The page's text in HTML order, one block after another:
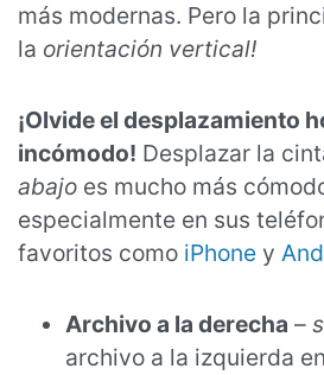
más modernas. Pero la
la orientación vertical!
¡Olvide el desplazamiento
incómodo! Desplazar la
abajo es mucho más
especialmente en sus
favoritos como iPhone y
Archivo a la derecha –
archivo a la izquierda